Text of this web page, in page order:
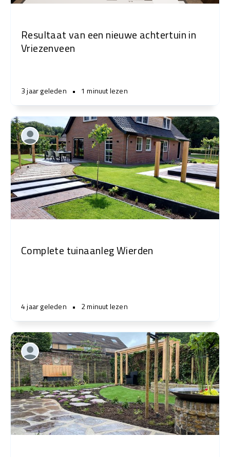
Resultaat van een nieuwe achtertuin in
Vriezenveen
3 jaar geleden • 1 minuut lezen
Complete tuinaanleg Wierden
4 jaar geleden • 2 minuut lezen